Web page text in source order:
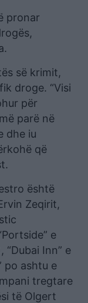
pronar
së krimit,
droge. “Visi
për
parë në
dhe iu
që
është
Zeqirit,
e
“Dubai Inn” e
po ashtu e
tregtare
të Olgert